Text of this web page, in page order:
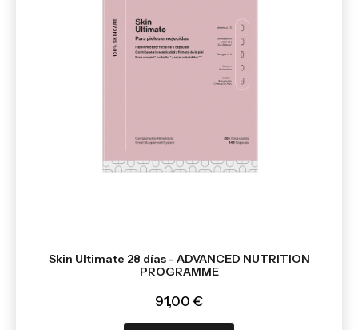
Skin Ultimate 28 días - ADVANCED NUTRITION
PROGRAMME
91,00 €